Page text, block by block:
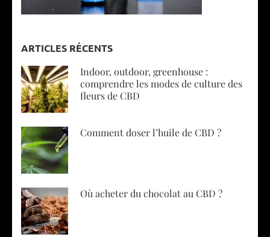
ARTICLES RÉCENTS
Indoor, outdoor, greenhouse :
comprendre les modes de culture des
fleurs de CBD
Comment doser l’huile de CBD ?
Où acheter du chocolat au CBD ?